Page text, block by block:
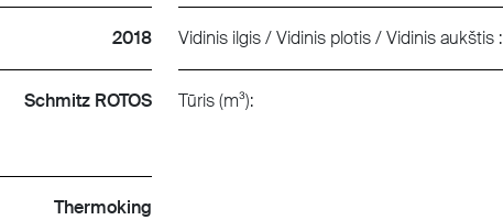
2018
Schmitz ROTOS
Vidinis ilgis / Vidinis plotis / Vidinis aukštis :
Tūris (m³):
Thermoking